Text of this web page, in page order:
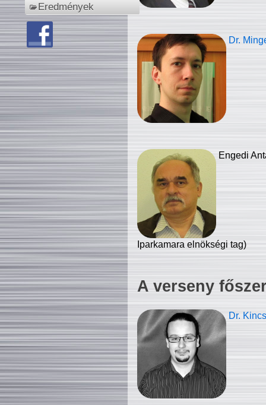
Eredmények
Dr.
Engedi
Iparkamara elnökségi tag)
A verseny
Dr.